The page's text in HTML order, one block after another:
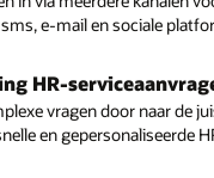
e-mail en sociale
HR-
vragen door naar de
en gepersonaliseerde
via Oracle Journeys
gevoelige
welke types
zodat u algemene
oplossing voor HR-
met HCM, waardoor